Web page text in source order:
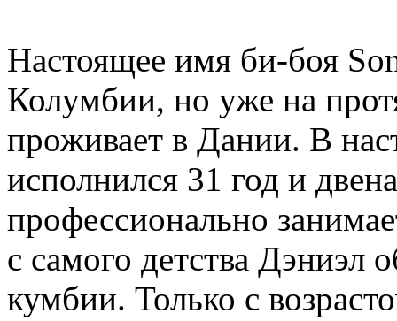
Настоящее имя би-боя
Колумбии, но уже на
проживает в Дании. В
исполнился 31 год и
профессионально
с самого детства Дэниэл
кумбии. Только с